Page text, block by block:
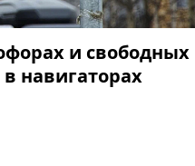
и свободных
навигаторах